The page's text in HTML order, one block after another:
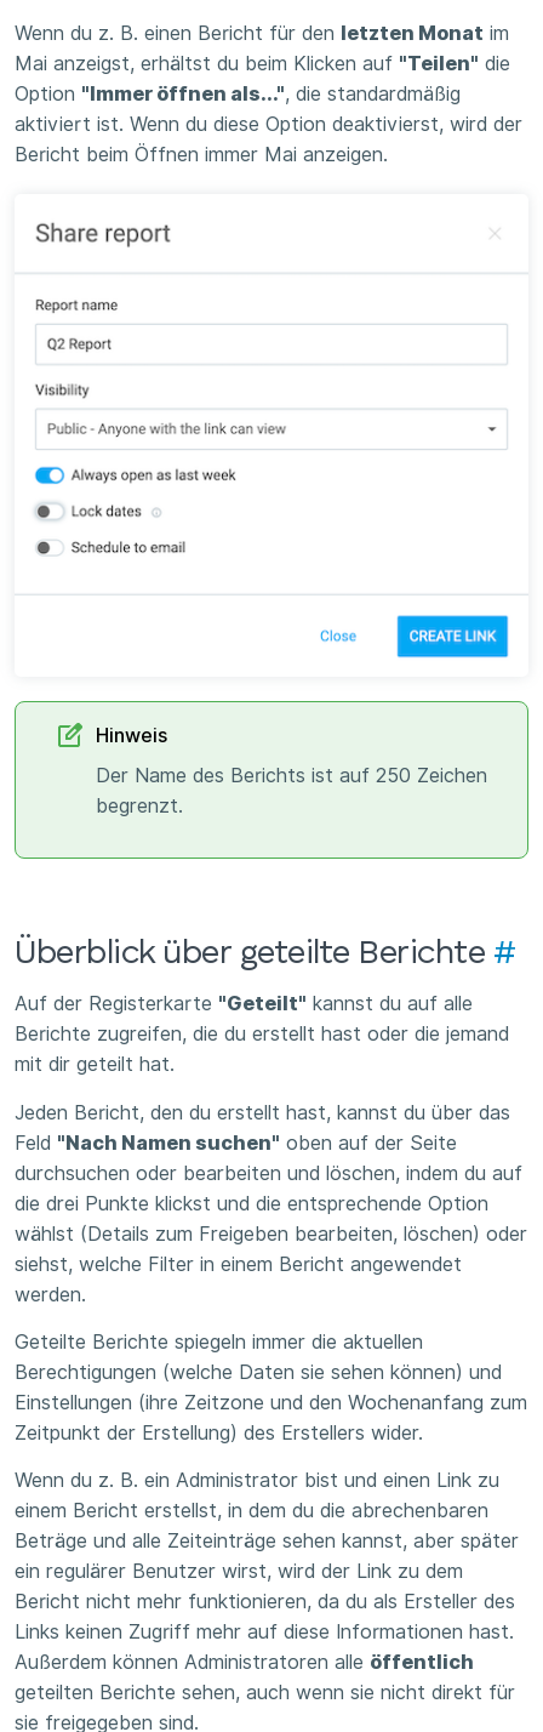
Wenn du z. B. einen Bericht für den letzten Monat im
Mai anzeigst, erhältst du beim Klicken auf "Teilen" die
Option "Immer öffnen als...", die standardmäßig
aktiviert ist. Wenn du diese Option deaktivierst, wird der
Bericht beim Öffnen immer Mai anzeigen.
Hinweis
Der Name des Berichts ist auf 250 Zeichen
begrenzt.
Überblick über geteilte Berichte #
Auf der Registerkarte "Geteilt" kannst du auf alle
Berichte zugreifen, die du erstellt hast oder die jemand
mit dir geteilt hat.
Jeden Bericht, den du erstellt hast, kannst du über das
Feld "Nach Namen suchen" oben auf der Seite
durchsuchen oder bearbeiten und löschen, indem du auf
die drei Punkte klickst und die entsprechende Option
wählst (Details zum Freigeben bearbeiten, löschen) oder
siehst, welche Filter in einem Bericht angewendet
werden.
Geteilte Berichte spiegeln immer die aktuellen
Berechtigungen (welche Daten sie sehen können) und
Einstellungen (ihre Zeitzone und den Wochenanfang zum
Zeitpunkt der Erstellung) des Erstellers wider.
Wenn du z. B. ein Administrator bist und einen Link zu
einem Bericht erstellst, in dem du die abrechenbaren
Beträge und alle Zeiteinträge sehen kannst, aber später
ein regulärer Benutzer wirst, wird der Link zu dem
Bericht nicht mehr funktionieren, da du als Ersteller des
Links keinen Zugriff mehr auf diese Informationen hast.
Außerdem können Administratoren alle öffentlich
geteilten Berichte sehen, auch wenn sie nicht direkt für
sie freigegeben sind.